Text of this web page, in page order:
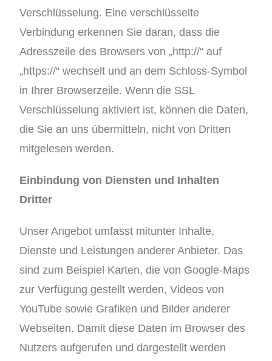
Verschlüsselung. Eine verschlüsselte
Verbindung erkennen Sie daran, dass die
Adresszeile des Browsers von „http://“ auf
„https://“ wechselt und an dem Schloss-Symbol
in Ihrer Browserzeile. Wenn die SSL
Verschlüsselung aktiviert ist, können die Daten,
die Sie an uns übermitteln, nicht von Dritten
mitgelesen werden.
Einbindung von Diensten und Inhalten
Dritter
Unser Angebot umfasst mitunter Inhalte,
Dienste und Leistungen anderer Anbieter. Das
sind zum Beispiel Karten, die von Google-Maps
zur Verfügung gestellt werden, Videos von
YouTube sowie Grafiken und Bilder anderer
Webseiten. Damit diese Daten im Browser des
Nutzers aufgerufen und dargestellt werden